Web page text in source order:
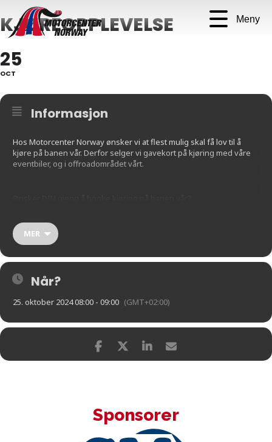
Meny
KJØREOPPLEVELSE
25
OCT
Informasjon
Hos Motorcenter Norway ønsker vi at flest mulig skal få lov til å
kjøre på banen vår. Derfor selger vi gavekort på kjøring med våre
eventbiler, og i offroadområdet vårt.
Mer informasjon finner du her:
https://motorcenternorway.pameldingssystem.no/gavekort-
kjoreopplevelse-2024
MER
Når?
25. oktober 2024 08:00 - 09:00 (GMT+02:00)
Sponsorer